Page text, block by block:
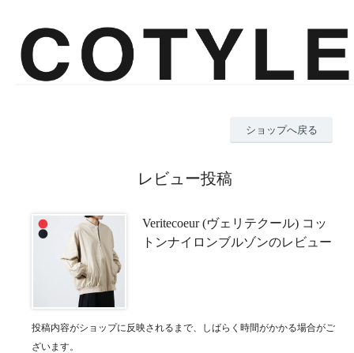
ショップへ戻る
レビュー投稿
Veritecoeur (ヴェリテクール) コッ
トンナイロンブルゾンのレビュー
投稿内容がショップに反映されるまで、しばらく時間がかかる場合がご
ざいます。